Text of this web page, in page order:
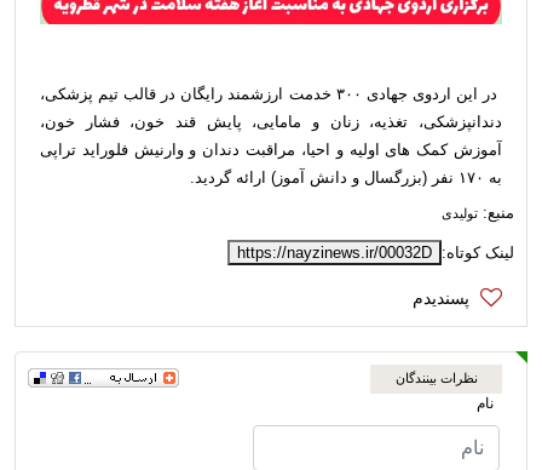
در این اردوی جهادی ۳۰۰ خدمت ارزشمند رایگان در قالب تیم پزشکی،
دندانپزشکی، تغذیه، زنان و مامایی، پایش قند خون، فشار خون،
آموزش کمک های اولیه و احیا، مراقبت دندان و وارنیش فلوراید تراپی
به ۱۷۰ نفر (بزرگسال و دانش آموز) ارائه گردید.
منبع: تولیدی
لینک کوتاه: https://nayzinews.ir/00032D
نظرات بینندگان
نام